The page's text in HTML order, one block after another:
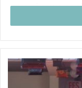
ordne på nettet, og